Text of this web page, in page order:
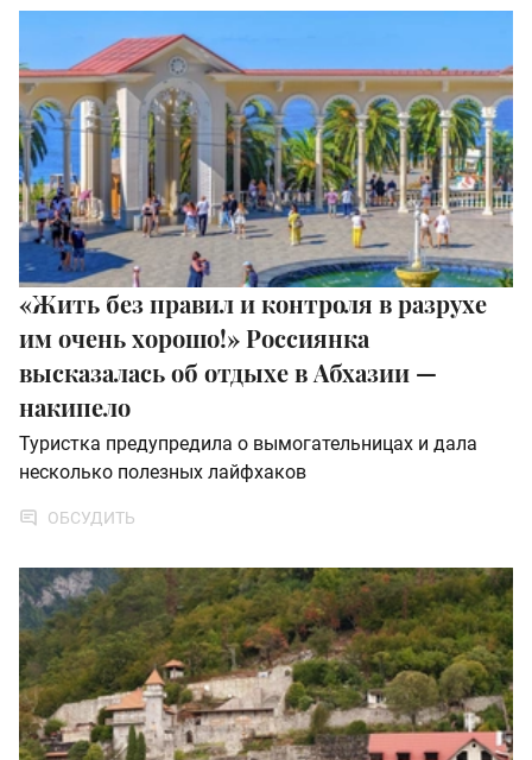
«Жить без правил и контроля в разрухе
им очень хорошо!» Россиянка
высказалась об отдыхе в Абхазии —
накипело
Туристка предупредила о вымогательницах и дала
несколько полезных лайфхаков
ОБСУДИТЬ